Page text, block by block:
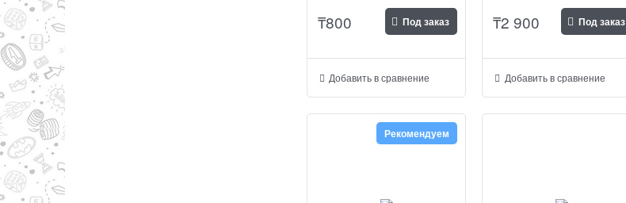
₸800 Под заказ
Добавить в сравнение
₸2 900 Под заказ
Добавить в сравнение
Рекомендуем